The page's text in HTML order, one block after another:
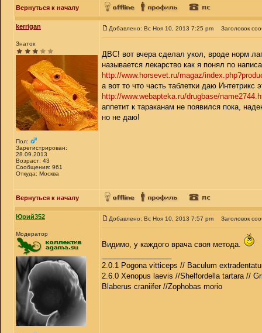
Вернуться к началу
kerrigan
Знаток
Пол:
Зарегистрирован:
28.09.2013
Возраст: 43
Сообщения: 961
Откуда: Москва
Добавлено: Вс Ноя 10, 2013 7:25 pm Заголовок
ДВС! вот вчера сделал укол, вроде норм
называется лекарство как я понял по
http://www.horsevet.ru/magaz/
а вот то что часть таблетки даю Интетрикс
http://www.webapteka.ru/drugbase/
аппетит к тараканам не появился пока,
но не даю!
Вернуться к началу
Юрий352
Модератор
Добавлено: Вс Ноя 10, 2013 7:57 pm Заголовок
Видимо, у каждого врача своя метода.
2.0.1 Pogona vitticeps // Baculum
2.6.0 Xenopus laevis //Shelfordella tartara //
Blaberus craniifer //Zophobas morio